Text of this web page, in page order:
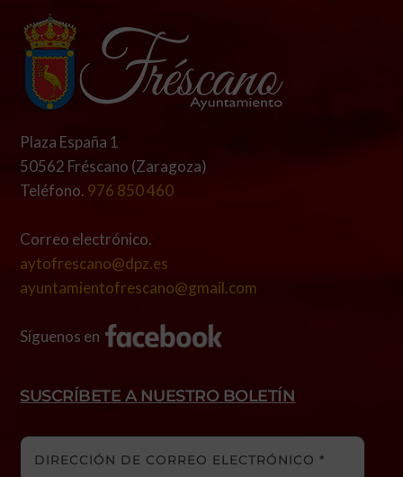
Plaza España 1
50562 Fréscano (Zaragoza)
Teléfono. 976 850 460
Correo electrónico.
aytofrescano@dpz.es
ayuntamientofrescano@gmail.com
Síguenos en
SUSCRÍBETE A NUESTRO BOLETÍN